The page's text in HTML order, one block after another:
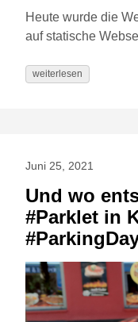
Heute wurde die
auf statische
weiterlesen
Juni 25, 2021
Und wo
#Parklet in